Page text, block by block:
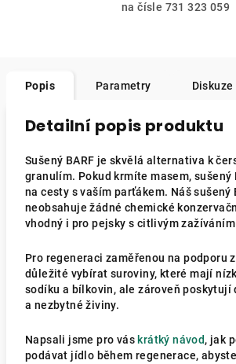
na čísle 731 323 059
Popis Parametry Diskuze
Detailní popis produktu
Sušený BARF je skvělá alternativa k
granulím. Pokud krmíte masem, sušený
na cesty s vaším parťákem. Náš sušený
neobsahuje žádné chemické
vhodný i pro pejsky s citlivým
Pro regeneraci zaměřenou na podporu
důležité vybírat suroviny, které mají
sodíku a bílkovin, ale zároveň poskytují
a nezbytné živiny.
Napsali jsme pro vás krátký návod, jak
podávat jídlo během regenerace,